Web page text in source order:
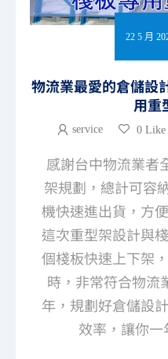
22 5 月
物流業最愛的倉儲設
用重
service 0 Like
感謝台中物流業者
架規劃，總計可容
機快速進出貨，方
這次重型架設計與
個棧板快速上下架
時，非常符合物流
年，規劃好倉儲設
效率，讓你